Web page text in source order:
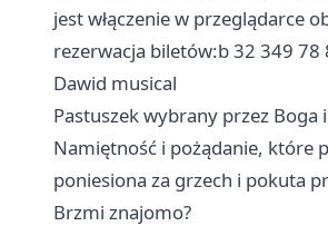
jest włączenie w przeglądarce
rezerwacja biletów:b 32 349
Dawid musical
Pastuszek wybrany przez
Namiętność i pożądanie, które
poniesiona za grzech i pokuta
Brzmi znajomo?